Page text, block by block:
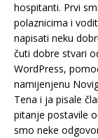
hospitanti. Prvi
polaznicima i
napisati neku
čuti dobre stvari
WordPress,
namijenjenu
Tena i ja pisale
pitanje postavile
smo neke